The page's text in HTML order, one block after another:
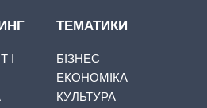
І
ТЕМАТИКИ
БІЗНЕС
ЕКОНОМІКА
КУЛЬТУРА